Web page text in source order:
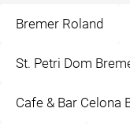
Bremer Roland
St. Petri Dom
Cafe & Bar Celona